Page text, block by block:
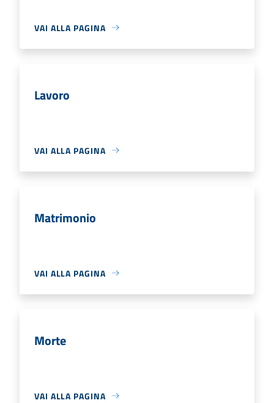
VAI ALLA PAGINA
Lavoro
VAI ALLA PAGINA
Matrimonio
VAI ALLA PAGINA
Morte
VAI ALLA PAGINA